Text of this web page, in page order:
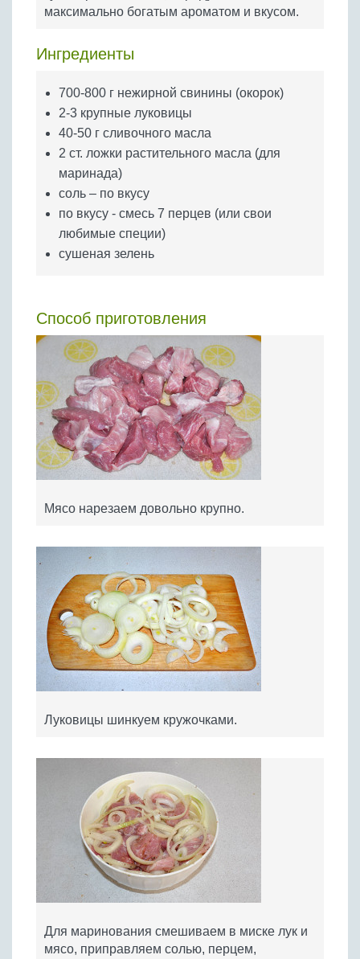
Бобовые
Крупы
максимально богатым ароматом и вкусом.
Ингредиенты
700-800 г нежирной свинины (окорок)
2-3 крупные луковицы
40-50 г сливочного масла
2 ст. ложки растительного масла (для
маринада)
соль – по вкусу
по вкусу - смесь 7 перцев (или свои
любимые специи)
сушеная зелень
Способ приготовления
Мясо нарезаем довольно крупно.
Луковицы шинкуем кружочками.
Для маринования смешиваем в миске лук и
мясо, приправляем солью, перцем,